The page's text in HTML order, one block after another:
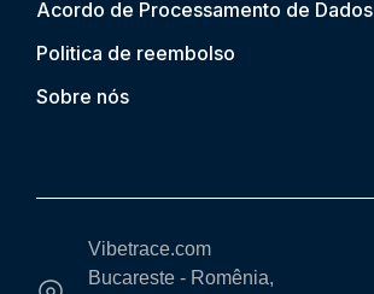
Acordo de Processamento de Dados
Politica de reembolso
Sobre nós
Vibetrace.com
Bucareste - Romênia,